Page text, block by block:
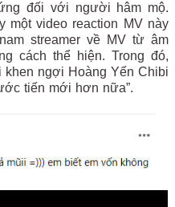
đối với người hâm mộ.
một video reaction MV này
streamer về MV từ âm
cách thể hiện. Trong đó,
khen ngợi Hoàng Yến Chibi
tiến mới hơn nữa”.